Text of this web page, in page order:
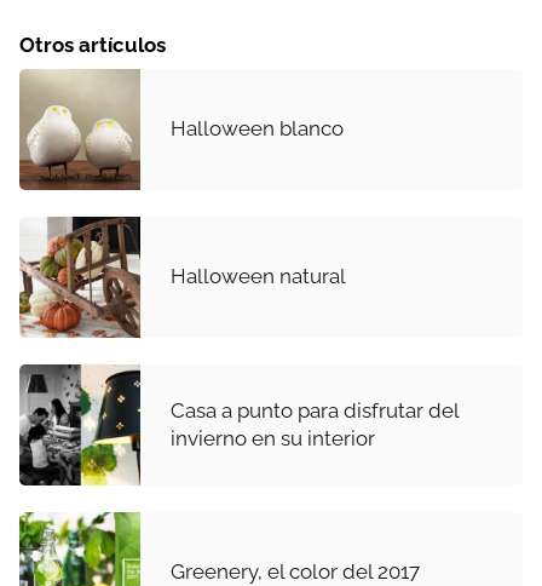
Otros artículos
Halloween blanco
Halloween natural
Casa a punto para disfrutar del
invierno en su interior
Greenery, el color del 2017